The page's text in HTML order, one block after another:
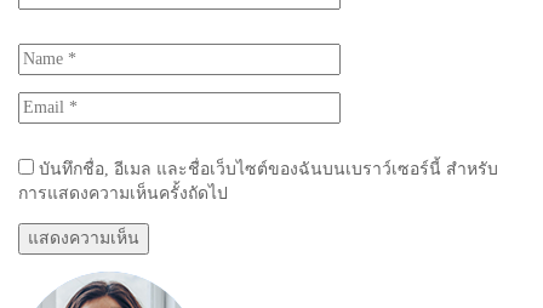
บันทึกชื่อ, อีเมล และชื่อเว็บไซต์ของฉันบนเบราว์เซอร์นี้ สำหรับ
การแสดงความเห็นครั้งถัดไป